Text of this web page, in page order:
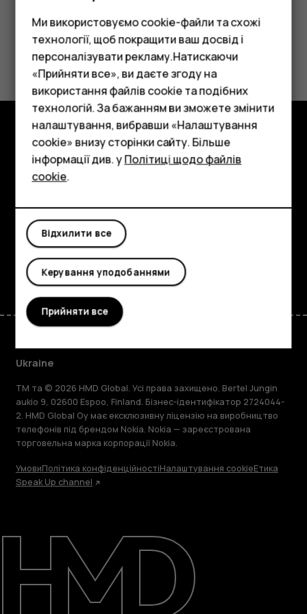
Смартфони
Фічерфони
Аксесуари
Планшети
Детальніше
Підтримка
Це було для вас корисним?
Так Ні
Огляд
Детальніше
Planet and people
Підтримка
FacebookInstagram
TiktokYoutubeLinkedin
Ukraine
TM та © 2026 HMD Global. Усі права захищено. Bertel Jungin
aukio 9, 02600 Espoo, Finland. Бізнес-ідентифікатор 2724044-
2. HMD Global Oy має ексклюзивну ліцензію на виробництво
телефонів під брендом Nokia. Nokia — зареєстрована
торговельна марка корпорації Nokia.
УмовиПолітика конфіденційностіНалаштування cookieЕтика
Speak Up channel
Ми використовуємо cookie-файли та схожі
технології, щоб покращити ваш досвід і
персоналізувати рекламу.Натискаючи
«Прийняти все», ви даєте згоду на
використання файлів cookie та подібних
технологій. За бажанням ви зможете змінити
налаштування, вибравши «Налаштування
cookie» внизу сторінки сайту. Більше
інформації див. уПолітиці щодо файлів
cookie.
Відхилити все
Керування уподобаннями
Прийняти все